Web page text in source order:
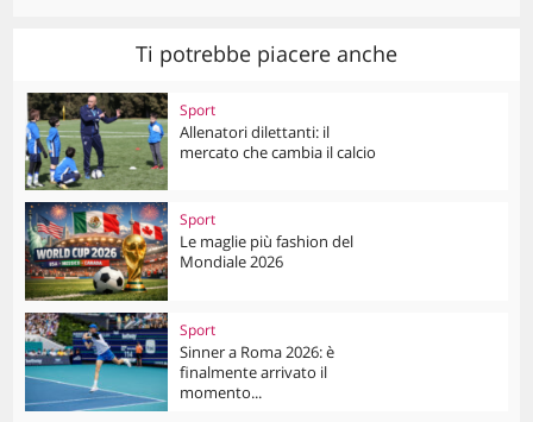
Ti potrebbe piacere anche
Sport
Allenatori dilettanti: il
mercato che cambia il calcio
Sport
Le maglie più fashion del
Mondiale 2026
Sport
Sinner a Roma 2026: è
finalmente arrivato il
momento...